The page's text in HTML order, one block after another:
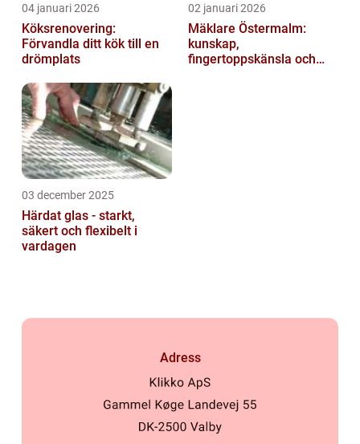
04 januari 2026
Köksrenovering:
Förvandla ditt kök till en
drömplats
02 januari 2026
Mäklare Östermalm:
kunskap,
fingertoppskänsla och
03 december 2025
Härdat glas - starkt,
säkert och flexibelt i
vardagen
Adress